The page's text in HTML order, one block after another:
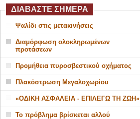
ΔΙΑΒΑΣΤΕ ΣΗΜΕΡΑ
Ψαλίδι στις μετακινήσεις
Διαμόρφωση ολοκληρωμένων
προτάσεων
Προμήθεια πυροσβεστικού οχήματος
Πλακόστρωση Μεγαλοχωρίου
«ΟΔΙΚΗ ΑΣΦΑΛΕΙΑ - ΕΠΙΛΕΓΩ ΤΗ ΖΩΗ»
Το πρόβλημα βρίσκεται αλλού